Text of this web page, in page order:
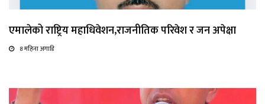
एमालेको राष्ट्रिय महाधिवेशन,राजनीतिक परिवेश र जन अपेक्षा
8 महिना अगाडि